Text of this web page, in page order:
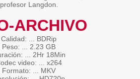
profesor Langdon.
ARCHIVO
Calidad: ... BDRip
Peso: ... 2.23 GB
... 2Hr 18Min
video: ... x264
Formato: ... MKV